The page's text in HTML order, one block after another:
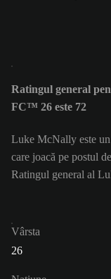
Ratingul general
FC™ 26 este 72
Luke McNally este
care joacă pe postul
Ratingul general al
Vârsta
26